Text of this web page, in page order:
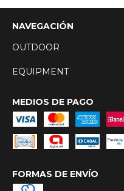
NAVEGACIÓN
OUTDOOR
EQUIPMENT
MEDIOS DE PAGO
FORMAS DE ENVÍO